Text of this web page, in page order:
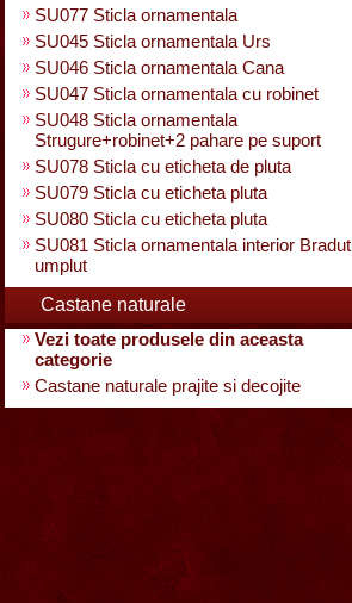
SU077 Sticla ornamentala
SU045 Sticla ornamentala Urs
SU046 Sticla ornamentala Cana
SU047 Sticla ornamentala cu robinet
SU048 Sticla ornamentala
Strugure+robinet+2 pahare pe suport
SU078 Sticla cu eticheta de pluta
SU079 Sticla cu eticheta pluta
SU080 Sticla cu eticheta pluta
SU081 Sticla ornamentala interior Bradut
umplut
Castane naturale
Vezi toate produsele din aceasta
categorie
Castane naturale prajite si decojite